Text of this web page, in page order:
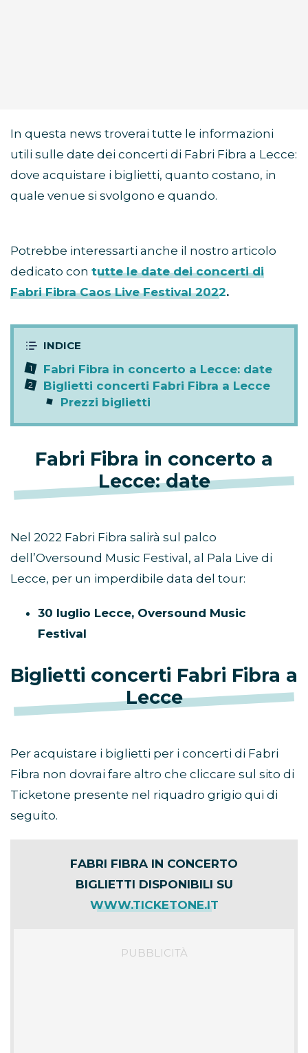
In questa news troverai tutte le informazioni
utili sulle date dei concerti di Fabri Fibra a Lecce:
dove acquistare i biglietti, quanto costano, in
quale venue si svolgono e quando.
Potrebbe interessarti anche il nostro articolo
dedicato con tutte le date dei concerti di
Fabri Fibra Caos Live Festival 2022.
Fabri Fibra in concerto a Lecce: date
Biglietti concerti Fabri Fibra a Lecce
Prezzi biglietti
Fabri Fibra in concerto a
Lecce: date
Nel 2022 Fabri Fibra salirà sul palco
dell’Oversound Music Festival, al Pala Live di
Lecce, per un imperdibile data del tour:
30 luglio Lecce, Oversound Music
Festival
Biglietti concerti Fabri Fibra a
Lecce
Per acquistare i biglietti per i concerti di Fabri
Fibra non dovrai fare altro che cliccare sul sito di
Ticketone presente nel riquadro grigio qui di
seguito.
FABRI FIBRA IN CONCERTO
BIGLIETTI DISPONIBILI SU
WWW.TICKETONE.IT